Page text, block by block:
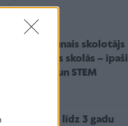
jaunais skolotājs
Latvijas skolās – īpaši
un STEM
mazuļiem līdz 3 gadu